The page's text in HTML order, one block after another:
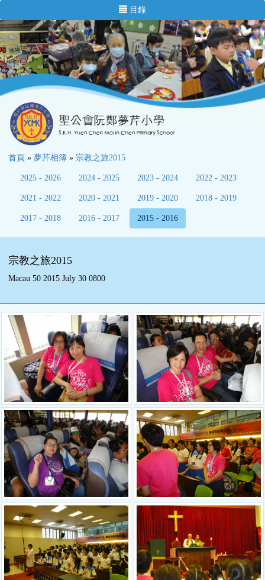
目錄
首頁 » 夢芹相簿 » 宗教之旅2015
2025 - 2026 2024 - 2025 2023 - 2024 2022 - 2023
2021 - 2022 2020 - 2021 2019 - 2020 2018 - 2019
2017 - 2018 2016 - 2017 2015 - 2016
宗教之旅2015
Macau 50 2015 July 30 0800